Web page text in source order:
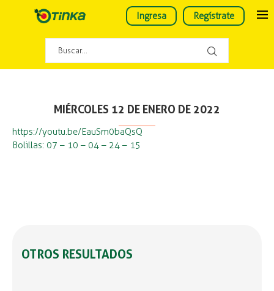
Ingresa Regístrate
MIÉRCOLES 12 DE ENERO DE 2022
https://youtu.be/EauSm0baQsQ
Bolillas: 07 – 10 – 04 – 24 – 15
OTROS RESULTADOS